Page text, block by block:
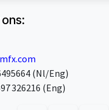
(Nl/Eng)
326216 (Eng)